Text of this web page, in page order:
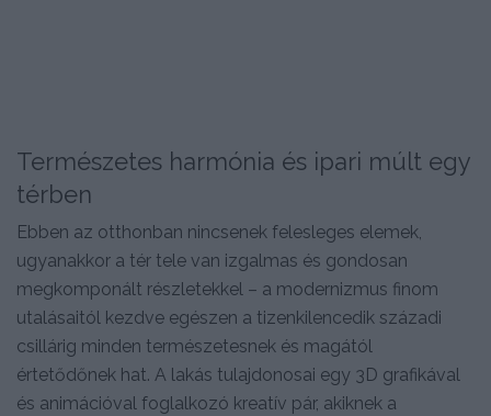
Természetes harmónia és ipari múlt egy
térben
Ebben az otthonban nincsenek felesleges elemek,
ugyanakkor a tér tele van izgalmas és gondosan
megkomponált részletekkel – a modernizmus finom
utalásaitól kezdve egészen a tizenkilencedik századi
csillárig minden természetesnek és magától
értetődőnek hat. A lakás tulajdonosai egy 3D grafikával
és animációval foglalkozó kreatív pár, akiknek a